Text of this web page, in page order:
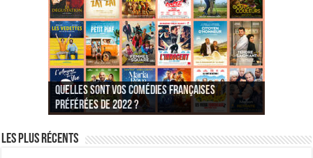
Quelles sont vos comédies françaises
préférées de 2022 ?
Quel est votre personnage préféré du Père
Noël est une ordure ?
Quelles sont vos comédies françaises
préférées de 2021 ?
Quel est votre « Gendarme » préféré ?
Quels sont vos 3 comédies de Jean-Marie Poiré
préférées ?
Quel est votre « Tati » préféré ?
Quel est votre « bronzé » préféré ?
Les plus récents